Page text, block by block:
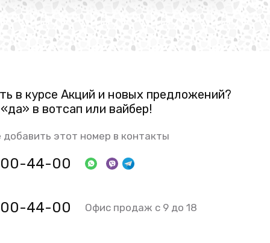
в курсе Акций и новых предложений?
в вотсап или вайбер!
добавить этот номер в контакты
44-00
44-00 Офис продаж с 9 до 18